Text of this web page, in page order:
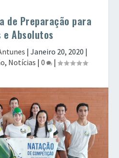
de Preparação para
Absolutos
| Janeiro 20, 2020 |
, Notícias | 0 |